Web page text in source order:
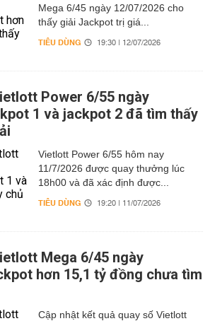
Mega 6/45 ngày 12/07/2026 cho
thấy giải Jackpot trị giá...
TIÊU DÙNG 19:30 | 12/07/2026
Power 6/55 ngày
1 và jackpot 2 đã tìm thấy
Vietlott Power 6/55 hôm nay
11/7/2026 được quay thưởng lúc
18h00 và đã xác định được...
TIÊU DÙNG 19:20 | 11/07/2026
Mega 6/45 ngày
hơn 15,1 tỷ đồng chưa tìm
Cập nhật kết quả quay số Vietlott